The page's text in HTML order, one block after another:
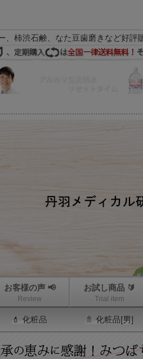
柿渋石鹸、なた豆歯磨きなど好評
お客様の声 📢
Review
お試し商品 🔰
Trial item